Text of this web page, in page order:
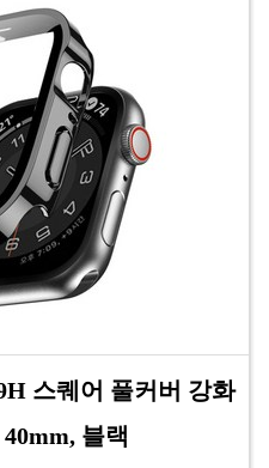
스퀘어 풀커버 강화
블랙